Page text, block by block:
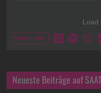
Neueste Beiträge auf